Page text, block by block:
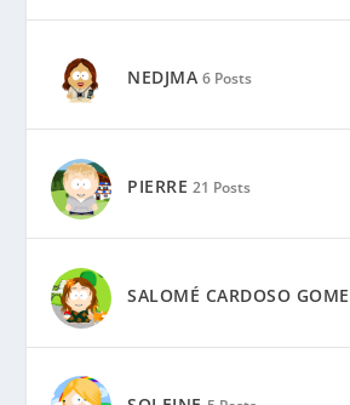
SALOMÉ CARDOSO GOMES
SOLEINE 5 Posts
COMMENTAIRES RÉCENTS